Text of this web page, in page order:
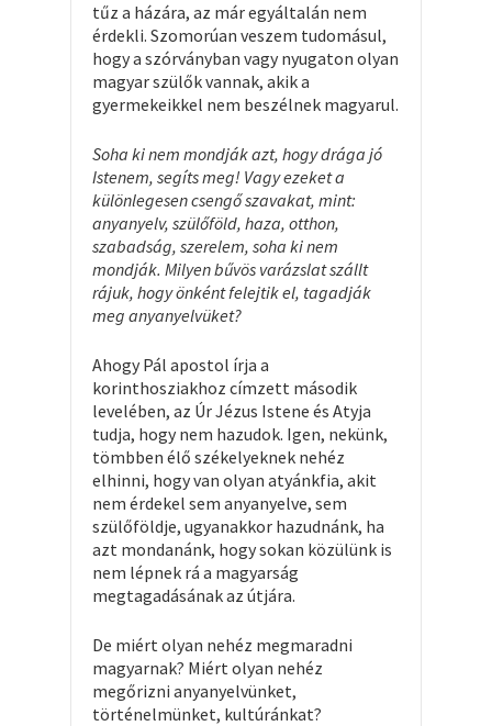
tűz a házára, az már egyáltalán nem
érdekli. Szomorúan veszem tudomásul,
hogy a szórványban vagy nyugaton olyan
magyar szülők vannak, akik a
gyermekeikkel nem beszélnek magyarul.
Soha ki nem mondják azt, hogy drága jó
Istenem, segíts meg! Vagy ezeket a
különlegesen csengő szavakat, mint:
anyanyelv, szülőföld, haza, otthon,
szabadság, szerelem, soha ki nem
mondják. Milyen bűvös varázslat szállt
rájuk, hogy önként felejtik el, tagadják
meg anyanyelvüket?
Ahogy Pál apostol írja a
korinthosziakhoz címzett második
levelében, az Úr Jézus Istene és Atyja
tudja, hogy nem hazudok. Igen, nekünk,
tömbben élő székelyeknek nehéz
elhinni, hogy van olyan atyánkfia, akit
nem érdekel sem anyanyelve, sem
szülőföldje, ugyanakkor hazudnánk, ha
azt mondanánk, hogy sokan közülünk is
nem lépnek rá a magyarság
megtagadásának az útjára.
De miért olyan nehéz megmaradni
magyarnak? Miért olyan nehéz
megőrizni anyanyelvünket,
történelmünket, kultúránkat?